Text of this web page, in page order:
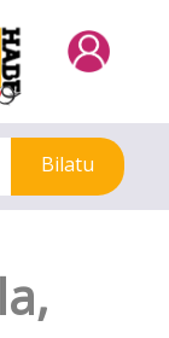
Bilatu